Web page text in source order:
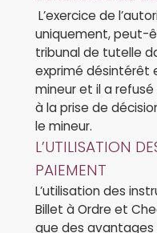
L’exercice de
uniquement, peut-
tribunal de tutelle
exprimé désintérêt
mineur et il a
à la prise de
le mineur.
L’UTILISATION
PAIEMENT
L’utilisation des
Billet à Ordre et
que des avantages